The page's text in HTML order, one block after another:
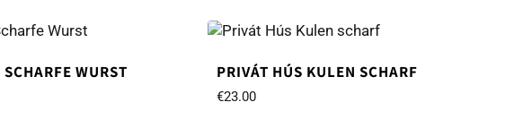
WURST PRIVÁT HÚS KULEN SCHARF
€23.00